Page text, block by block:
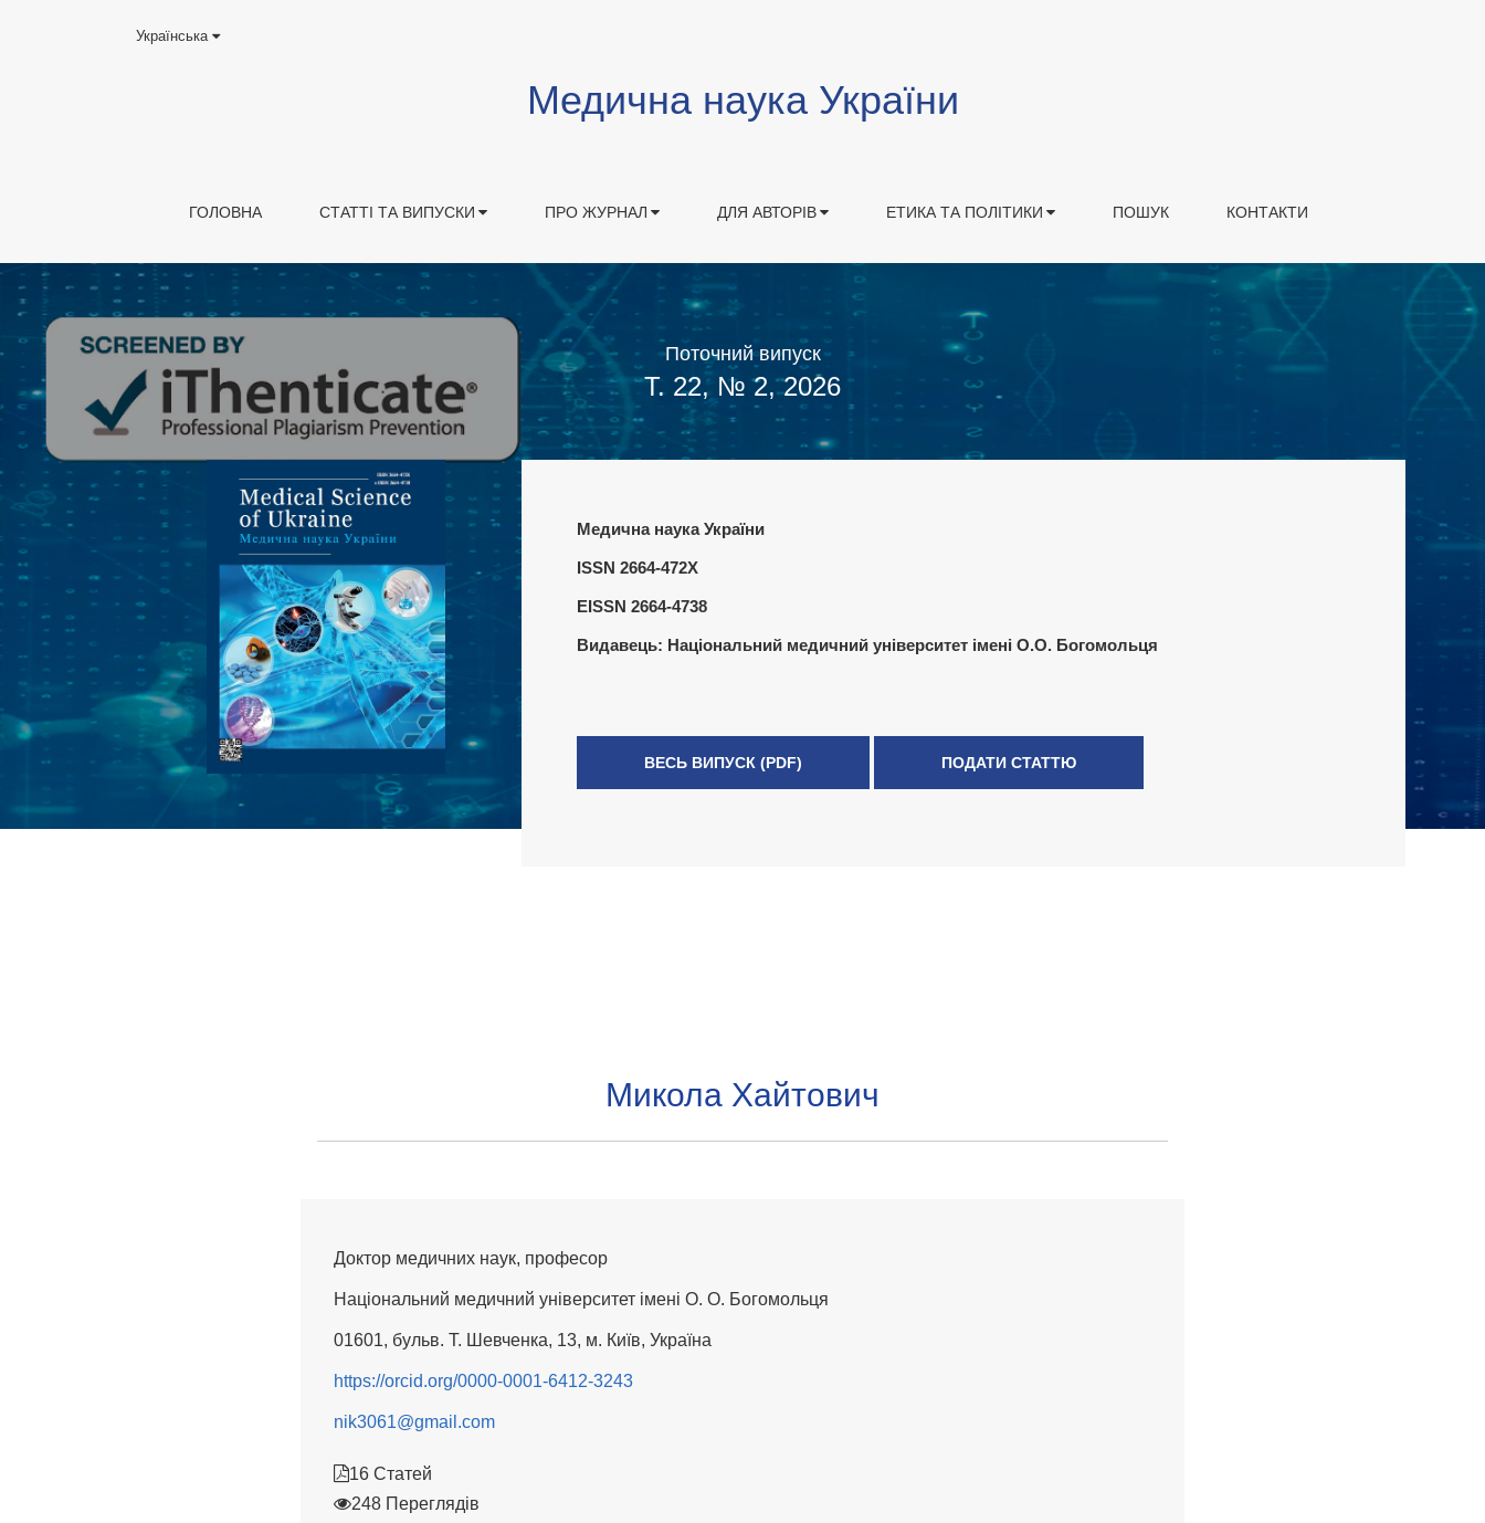
Українська
Медична наука України
ГОЛОВНА СТАТТІ ТА ВИПУСКИ ПРО ЖУРНАЛ ДЛЯ АВТОРІВ ЕТИКА ТА ПОЛІТИКИ ПОШУК КОНТАКТИ
Поточний випуск
Т. 22, № 2, 2026
Медична наука України
ISSN 2664-472X
EISSN 2664-4738
Видавець: Національний медичний університет імені О.О. Богомольця
ВЕСЬ ВИПУСК (PDF) ПОДАТИ СТАТТЮ
Микола Хайтович
Доктор медичних наук, професор
Національний медичний університет імені О. О. Богомольця
01601, бульв. Т. Шевченка, 13, м. Київ, Україна
https://orcid.org/0000-0001-6412-3243
nik3061@gmail.com
16 Статей
248 Переглядів